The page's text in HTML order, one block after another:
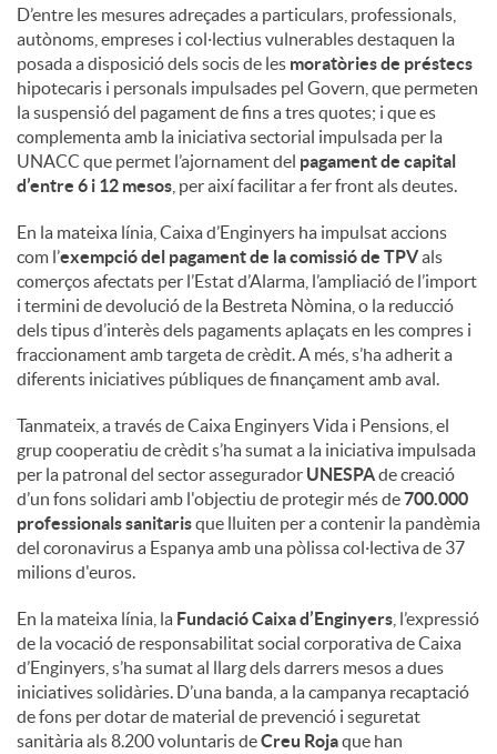
D’entre les mesures adreçades a particulars, professionals,
autònoms, empreses i col·lectius vulnerables destaquen la
posada a disposició dels socis de les moratòries de préstecs
hipotecaris i personals impulsades pel Govern, que permeten
la suspensió del pagament de fins a tres quotes; i que es
complementa amb la iniciativa sectorial impulsada per la
UNACC que permet l’ajornament del pagament de capital
d’entre 6 i 12 mesos , per així facilitar a fer front als deutes.
En la mateixa línia, Caixa d’Enginyers ha impulsat accions
com l’exempció del pagament de la comissió de TPVals
comerços afectats per l’Estat d’Alarma, l’ampliació de l’import
i termini de devolució de la Bestreta Nòmina, o la reducció
dels tipus d’interès dels pagaments aplaçats en les compres i
fraccionament amb targeta de crèdit. A més, s’ha adherit a
diferents iniciatives públiques de finançament amb aval.
Tanmateix, a través de Caixa Enginyers Vida i Pensions, el
grup cooperatiu de crèdit s’ha sumat a la iniciativa impulsada
per la patronal del sector assegurador UNESPAde creació
d’un fons solidari amb l'objectiu de protegir més de700.000
professionals sanitarisque lluiten per a contenir la pandèmia
del coronavirus a Espanya amb una pòlissa col·lectiva de 37
milions d'euros.
En la mateixa línia, la Fundació Caixa d’Enginyers , l’expressió
de la vocació de responsabilitat social corporativa de Caixa
d’Enginyers, s’ha sumat al llarg dels darrers mesos a dues
iniciatives solidàries. D’una banda, a la campanya recaptació
de fons per dotar de material de prevenció i seguretat
sanitària als 8.200 voluntaris deCreu Rojaque han